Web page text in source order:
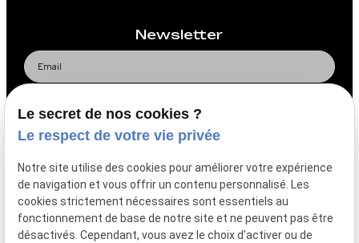
Newsletter
Le secret de nos cookies ?
Le respect de votre vie privée
Notre site utilise des cookies pour améliorer votre expérience
de navigation et vous offrir un contenu personnalisé. Les
cookies strictement nécessaires sont essentiels au
fonctionnement de base de notre site et ne peuvent pas être
désactivés. Cependant, vous avez le choix d'activer ou de